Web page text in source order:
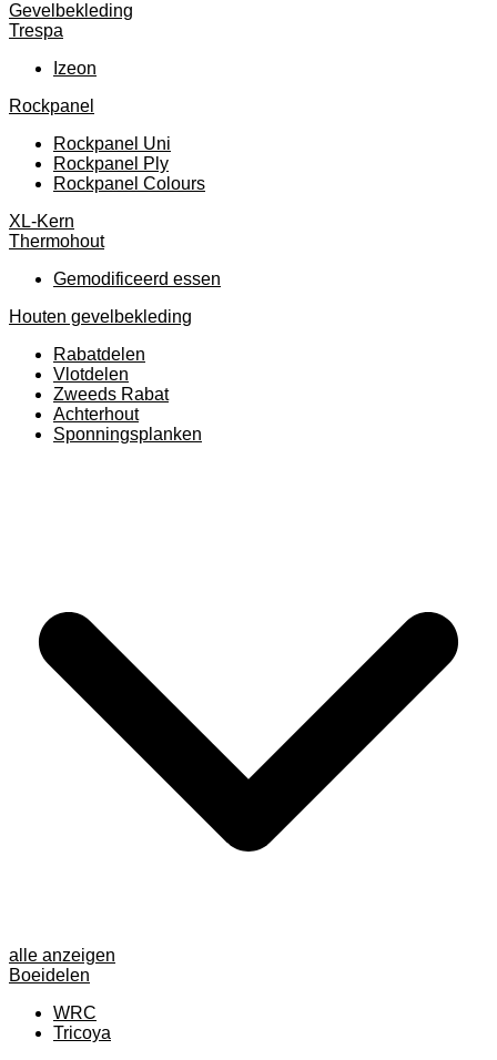
Gevelbekleding
Trespa
Izeon
Rockpanel
Rockpanel Uni
Rockpanel Ply
Rockpanel Colours
XL-Kern
Thermohout
Gemodificeerd essen
Houten gevelbekleding
Rabatdelen
Vlotdelen
Zweeds Rabat
Achterhout
Sponningsplanken
alle anzeigen
Boeidelen
WRC
Tricoya